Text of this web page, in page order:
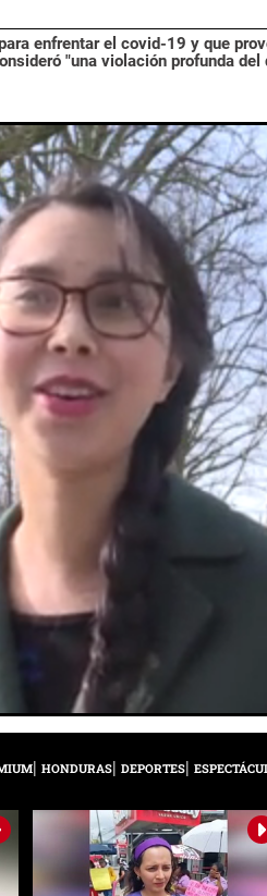
enfrentar el covid-19 y que
"una violación profunda del
HONDURAS DEPORTES